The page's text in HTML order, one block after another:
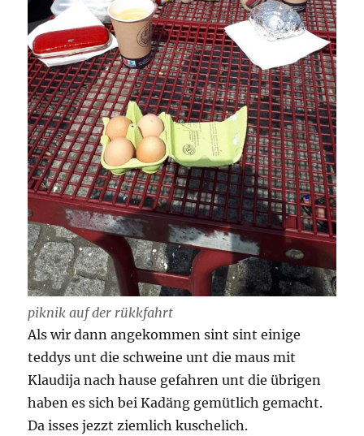
piknik auf der rükkfahrt
Als wir dann angekommen sint sint einige
teddys unt die schweine unt die maus mit
Klaudija nach hause gefahren unt die übrigen
haben es sich bei Kadäng gemütlich gemacht.
Da isses jezzt ziemlich kuschelich.